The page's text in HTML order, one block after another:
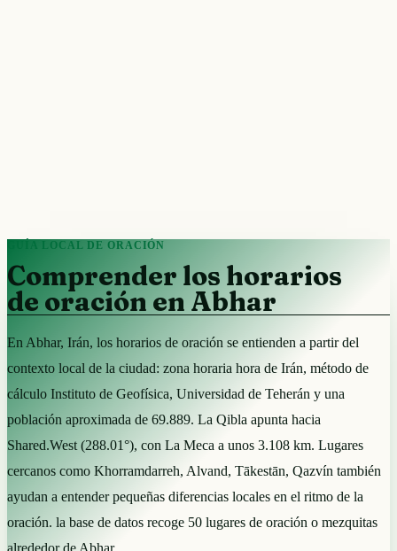
GUÍA LOCAL DE ORACIÓN
Comprender los horarios
de oración en Abhar
En Abhar, Irán, los horarios de oración se entienden a partir del
contexto local de la ciudad: zona horaria hora de Irán, método de
cálculo Instituto de Geofísica, Universidad de Teherán y una
población aproximada de 69.889. La Qibla apunta hacia
Shared.West (288.01°), con La Meca a unos 3.108 km. Lugares
cercanos como Khorramdarreh, Alvand, Tākestān, Qazvín también
ayudan a entender pequeñas diferencias locales en el ritmo de la
oración. la base de datos recoge 50 lugares de oración o mezquitas
alrededor de Abhar.